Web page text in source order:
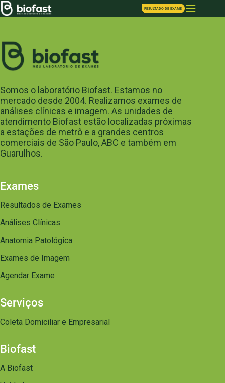
RESULTADO DE EXAME
Somos o laboratório Biofast. Estamos no
mercado desde 2004. Realizamos exames de
análises clínicas e imagem. As unidades de
atendimento Biofast estão localizadas próximas
a estações de metrô e a grandes centros
comerciais de São Paulo, ABC e também em
Guarulhos.
Exames
Resultados de Exames
Análises Clínicas
Anatomia Patológica
Exames de Imagem
Agendar Exame
Serviços
Coleta Domiciliar e Empresarial
Biofast
A Biofast